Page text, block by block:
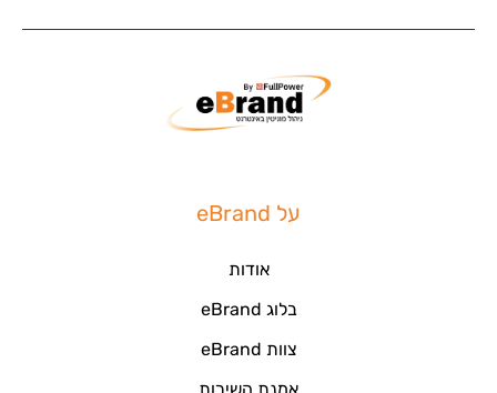
על eBrand
אודות
בלוג eBrand
צוות eBrand